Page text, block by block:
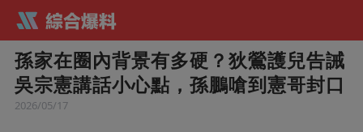
孫家在圈內背景有多硬？狄鶯護兒告誡
吳宗憲講話小心點，孫鵬嗆到憲哥封口
2026/05/17